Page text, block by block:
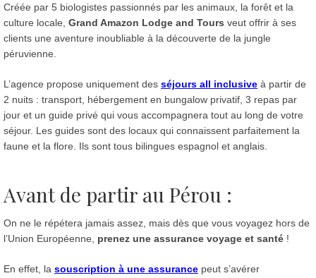
Créée par 5 biologistes passionnés par les animaux, la forêt et la
culture locale, Grand Amazon Lodge and Tours veut offrir à ses
clients une aventure inoubliable à la découverte de la jungle
péruvienne.
L’agence propose uniquement des séjours all inclusive à partir de
2 nuits : transport, hébergement en bungalow privatif, 3 repas par
jour et un guide privé qui vous accompagnera tout au long de votre
séjour. Les guides sont des locaux qui connaissent parfaitement la
faune et la flore. Ils sont tous bilingues espagnol et anglais.
Avant de partir au Pérou :
On ne le répétera jamais assez, mais dès que vous voyagez hors de
l’Union Européenne, prenez une assurance voyage et santé !
En effet, la souscription à une assurance peut s’avérer